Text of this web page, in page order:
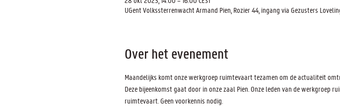
UGent Volkssterrenwacht Armand Pien, Rozier 44, ingang via Gezusters
Over het evenement
Maandelijks komt onze werkgroep ruimtevaart tezamen om de actualiteit
Deze bijeenkomst gaat door in onze zaal Pien. Onze leden van de werkgroep
ruimtevaart. Geen voorkennis nodig.